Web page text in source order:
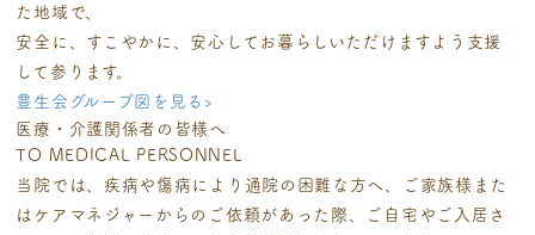
た地域で、
安全に、すこやかに、安心してお暮らしいただけますよう支援
して参ります。
豊生会グループ図を見る ›
医療・介護関係者の皆様へ
TO MEDICAL PERSONNEL
当院では、疾病や傷病により通院の困難な方へ、ご家族様また
はケアマネジャーからのご依頼があった際、
ご自宅やご入居さ